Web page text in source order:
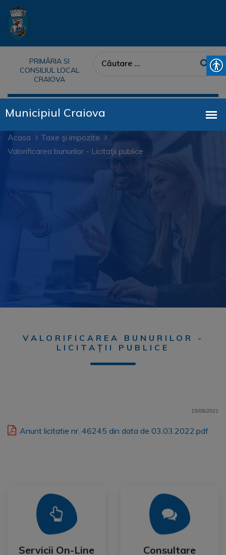
PRIMĂRIA SI
CONSILIUL LOCAL
CRAIOVA
Acasa
Taxe şi impozite
Valorificarea bunurilor - Licitații publice
VALORIFICAREA BUNURILOR -
LICITAȚII PUBLICE
15/09/2021
Anunt licitatie nr. 46245 din data de 03.03.2022.pdf
Servicii On-Line
Mai Mult
Consultare
Publica
Mai Mult